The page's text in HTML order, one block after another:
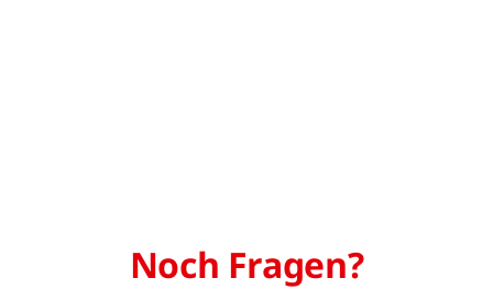
Noch Fragen?